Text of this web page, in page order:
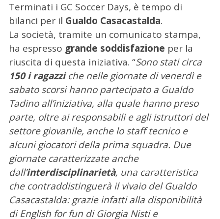
Terminati i GC Soccer Days, è tempo di
bilanci per il Gualdo Casacastalda.
La società, tramite un comunicato stampa,
ha espresso grande soddisfazione per la
riuscita di questa iniziativa. “Sono stati circa
150 i ragazziche nelle giornate di venerdì e
sabato scorsi hanno partecipato a Gualdo
Tadino all’iniziativa, alla quale hanno preso
parte, oltre ai responsabili e agli istruttori del
settore giovanile, anche lo staff tecnico e
alcuni giocatori della prima squadra. Due
giornate caratterizzate anche
dall’interdisciplinarietà, una caratteristica
che contraddistinguerà il vivaio del Gualdo
Casacastalda: grazie infatti alla disponibilità
di English for fun di Giorgia Nisti e